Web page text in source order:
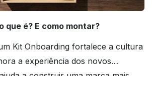
que é? E como montar?
Kit Onboarding fortalece a cultura
a experiência dos novos
a construir uma marca mais